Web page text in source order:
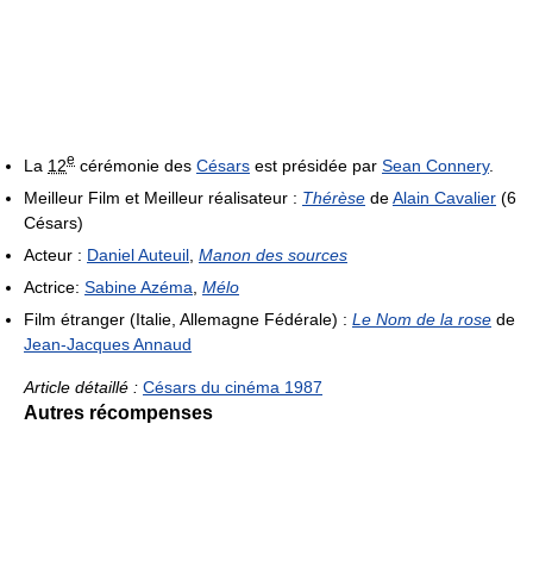
La 12e cérémonie des Césars est présidée par Sean Connery.
Meilleur Film et Meilleur réalisateur : Thérèse deAlain Cavalier (6
Césars)
Acteur : Daniel Auteuil Manon des sources
Actrice: Sabine Azéma Mélo
Film étranger (Italie, Allemagne Fédérale) : Le Nom de la rose de
Jean-Jacques Annaud
Article détaillé : Césars du cinéma 1987
Autres récompenses